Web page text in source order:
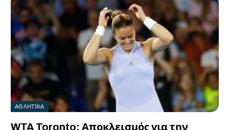
ΑΘΛΗΤΙΚΑ
WTA Toronto: Αποκλεισμός για την